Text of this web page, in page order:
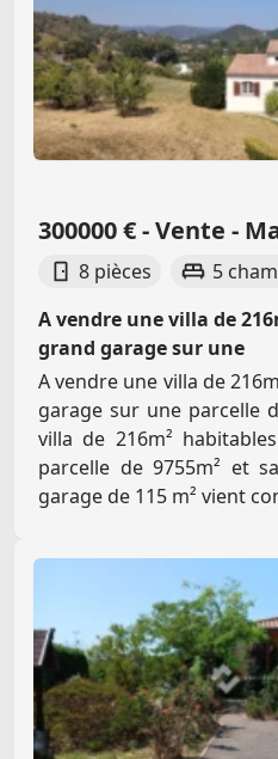
300000 € - Vente -
8 pièces 5
A vendre une villa de
grand garage sur une
A vendre une villa de
garage sur une parcelle
villa de 216m²
parcelle de 9755m² et
garage de 115 m² vient